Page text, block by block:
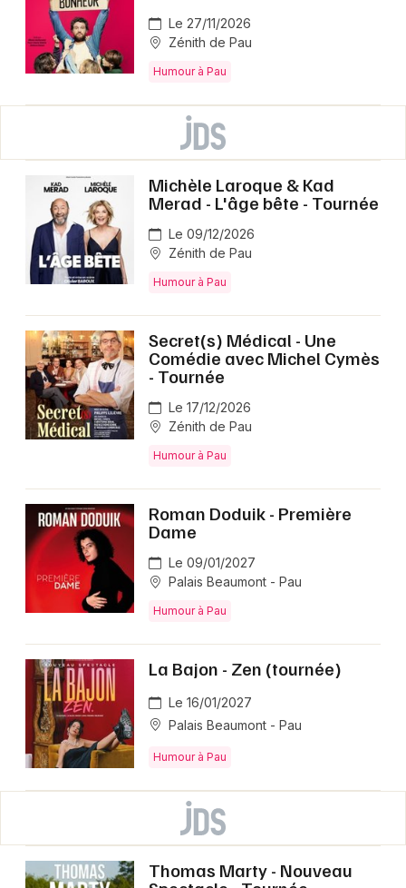
Le 27/11/2026
Zénith de Pau
Humour à Pau
Michèle Laroque & Kad
Merad - L'âge bête - Tournée
Le 09/12/2026
Zénith de Pau
Humour à Pau
Secret(s) Médical - Une
Comédie avec Michel Cymès
- Tournée
Le 17/12/2026
Zénith de Pau
Humour à Pau
Roman Doduik - Première
Dame
Le 09/01/2027
Palais Beaumont - Pau
Humour à Pau
La Bajon - Zen (tournée)
Le 16/01/2027
Palais Beaumont - Pau
Humour à Pau
Thomas Marty - Nouveau